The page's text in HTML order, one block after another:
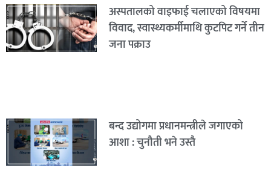
अस्पतालको वाइफाई चलाएको विषयमा
विवाद, स्वास्थ्यकर्मीमाथि कुटपिट गर्ने तीन
जना पक्राउ
बन्द उद्योगमा प्रधानमन्त्रीले जगाएको
आशा : चुनौती भने उस्तै